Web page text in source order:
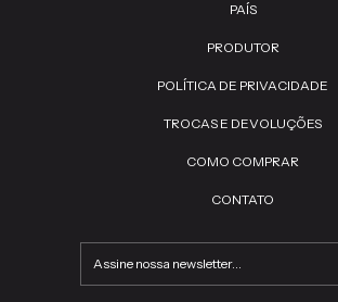
PAÍS
PRODUTOR
POLÍTICA DE PRIVACIDADE
TROCAS E DEVOLUÇÕES
COMO COMPRAR
CONTATO